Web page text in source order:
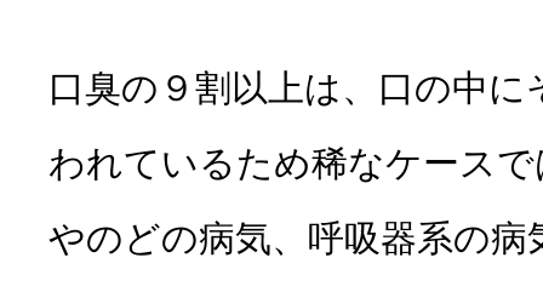
口臭の９割以上は、口の中
われているため稀なケース
やのどの病気、呼吸器系の病